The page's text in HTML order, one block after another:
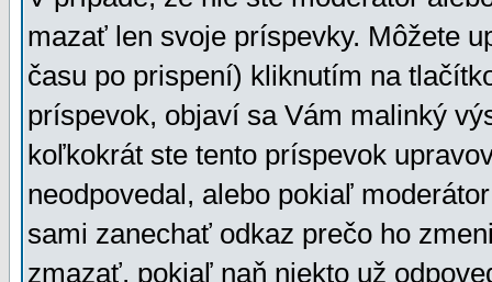
mazať len svoje príspevky. Môžete
času po prispení) kliknutím na
príspevok, objaví sa Vám malinký
koľkokrát ste tento príspevok
neodpovedal, alebo pokiaľ
sami zanechať odkaz prečo ho
zmazať, pokiaľ naň niekto už